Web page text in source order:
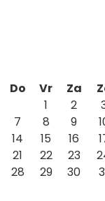
Do Vr Za
1 2
7 8 9
14 15 16
21 22 23
28 29 30